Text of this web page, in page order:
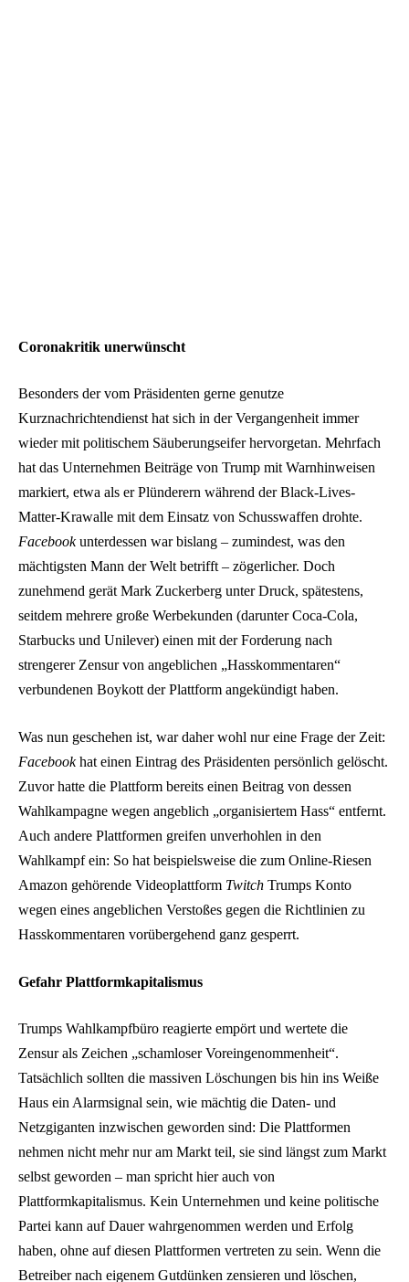
Coronakritik unerwünscht
Besonders der vom Präsidenten gerne genutze
Kurznachrichtendienst hat sich in der Vergangenheit immer
wieder mit politischem Säuberungseifer hervorgetan. Mehrfach
hat das Unternehmen Beiträge von Trump mit Warnhinweisen
markiert, etwa als er Plünderern während der Black-Lives-
Matter-Krawalle mit dem Einsatz von Schusswaffen drohte.
Facebookunterdessen war bislang – zumindest, was den
mächtigsten Mann der Welt betrifft – zögerlicher. Doch
zunehmend gerät Mark Zuckerberg unter Druck, spätestens,
seitdem mehrere große Werbekunden (darunter Coca-Cola,
Starbucks und Unilever) einen mit der Forderung nach
strengerer Zensur von angeblichen „Hasskommentaren“
verbundenen Boykott der Plattform angekündigt haben.
Was nun geschehen ist, war daher wohl nur eine Frage der Zeit:
Facebookhat einen Eintrag des Präsidenten persönlich gelöscht.
Zuvor hatte die Plattform bereits einen Beitrag von dessen
Wahlkampagne wegen angeblich „organisiertem Hass“ entfernt.
Auch andere Plattformen greifen unverhohlen in den
Wahlkampf ein: So hat beispielsweise die zum Online-Riesen
Amazon gehörende Videoplattform Twitch Trumps Konto
wegen eines angeblichen Verstoßes gegen die Richtlinien zu
Hasskommentaren vorübergehend ganz gesperrt.
Gefahr Plattformkapitalismus
Trumps Wahlkampfbüro reagierte empört und wertete die
Zensur als Zeichen „schamloser Voreingenommenheit“.
Tatsächlich sollten die massiven Löschungen bis hin ins Weiße
Haus ein Alarmsignal sein, wie mächtig die Daten- und
Netzgiganten inzwischen geworden sind: Die Plattformen
nehmen nicht mehr nur am Markt teil, sie sind längst zum Markt
selbst geworden – man spricht hier auch von
Plattformkapitalismus. Kein Unternehmen und keine politische
Partei kann auf Dauer wahrgenommen werden und Erfolg
haben, ohne auf diesen Plattformen vertreten zu sein. Wenn die
Betreiber nach eigenem Gutdünken zensieren und löschen,